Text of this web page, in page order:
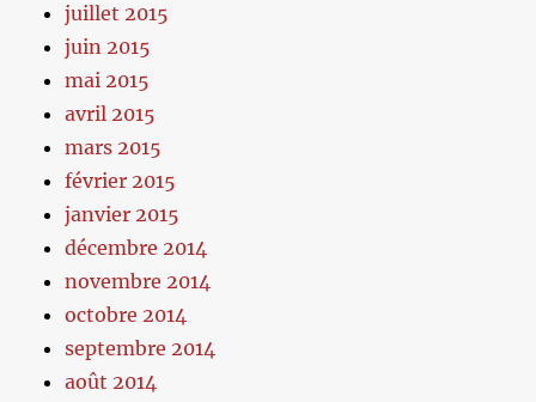
juillet 2015
juin 2015
mai 2015
avril 2015
mars 2015
février 2015
janvier 2015
décembre 2014
novembre 2014
octobre 2014
septembre 2014
août 2014